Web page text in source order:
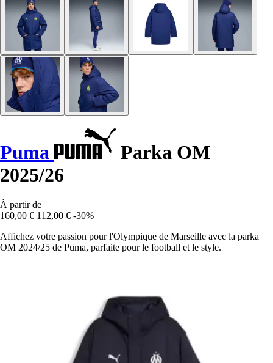
Puma
Parka OM
2025/26
À partir de
160,00 € 112,00 € -30%
Affichez votre passion pour l'Olympique de Marseille avec la parka
OM 2024/25 de Puma, parfaite pour le football et le style.